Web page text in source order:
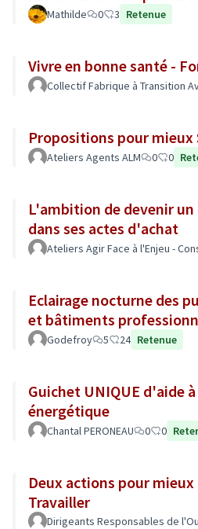
Mathilde 0 3 Retenue
Vivre en bonne santé -
Collectif Fabrique à Transition
Propositions pour mieux
Ateliers Agents ALM 0 0
L'ambition de devenir
dans ses actes d'achat
Ateliers Agir Face à l'Enjeu -
Eclairage nocturne des
et bâtiments
Godefroy 5 24 Retenue
Guichet UNIQUE d'aide
énergétique
Chantal PERONEAU 0 0
Deux actions pour
Travailler
Dirigeants Responsables de